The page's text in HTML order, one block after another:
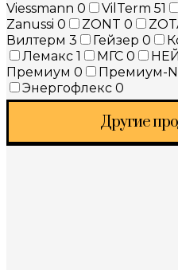
Viessmann 0 VilTerm 51
Zanussi 0 ZONT 0
Вилтерм 3 Гейзер 0
Лемакс 1 МГС 0
Премиум 0 Премиум-N
Энергофлекс 0
Другие